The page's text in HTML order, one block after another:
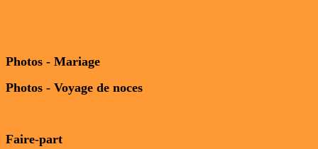
Photos - Mariage
Photos - Voyage de noces
Faire-part